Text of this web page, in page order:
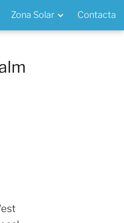
Zona Solar Contacta